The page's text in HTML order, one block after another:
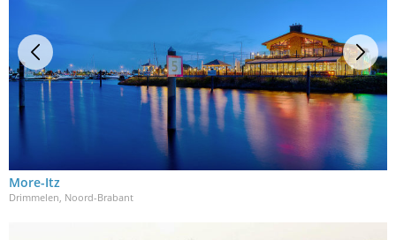
More-Itz
Drimmelen, Noord-Brabant